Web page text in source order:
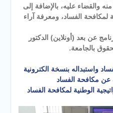
والقضاء عليه، بالإضافة إلى
لمكافحة الفساد، ومعرفة آراء
عن بعد (أونلاين) الدكتور
بالجامعة.
واستبداله بنسخة الكترونية
عن مكافحة الفساد
الوطنية لمكافحة الفساد